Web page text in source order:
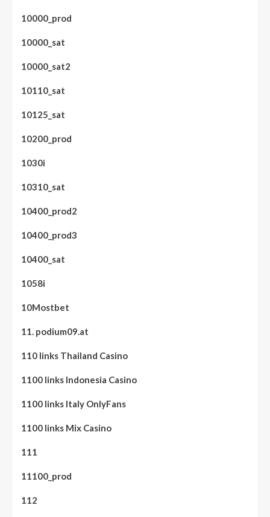
10000_prod
10000_sat
10000_sat2
10110_sat
10125_sat
10200_prod
1030i
10310_sat
10400_prod2
10400_prod3
10400_sat
1058i
10Mostbet
11. podium09.at
110 links Thailand Casino
1100 links Indonesia Casino
1100 links Italy OnlyFans
1100 links Mix Casino
111
11100_prod
112